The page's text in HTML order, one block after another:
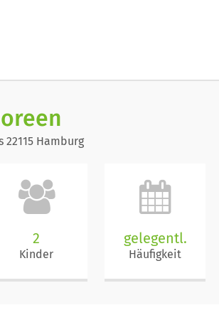
22115 Hamburg
2
Kinder
gelegentl.
Häufigkeit